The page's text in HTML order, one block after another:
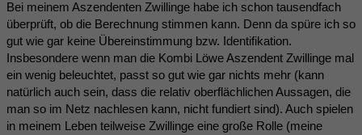
Bei meinem Aszendenten Zwillinge habe ich schon tausendfach
überprüft, ob die Berechnung stimmen kann. Denn da spüre ich so
gut wie gar keine Übereinstimmung bzw. Identifikation.
Insbesondere wenn man die Kombi Löwe Aszendent Zwillinge mal
ein wenig beleuchtet, passt so gut wie gar nichts mehr (kann
natürlich auch sein, dass die relativ oberflächlichen Aussagen, die
man so im Netz nachlesen kann, nicht fundiert sind). Auch spielen
in meinem Leben teilweise Zwillinge eine große Rolle (meine